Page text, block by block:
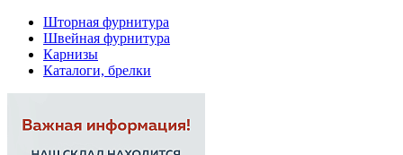
Шторная фурнитура
Швейная фурнитура
Карнизы
Каталоги, брелки